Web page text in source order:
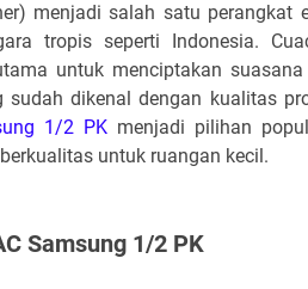
menjadi salah satu perangkat
tropis seperti Indonesia.
untuk menciptakan
sudah dikenal dengan kualitas
1/2 PKmenjadi pilihan
untuk ruangan kecil.
Samsung 1/2 PK